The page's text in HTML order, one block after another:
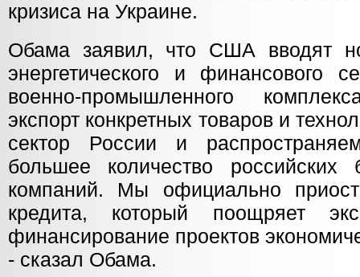
кризиса на Украине.
Обама заявил, что США вводят
энергетического и финансового
военно-промышленного
экспорт конкретных товаров и
сектор России и
большее количество
компаний. Мы официально
кредита, который поощряет
финансирование проектов
- сказал Обама.